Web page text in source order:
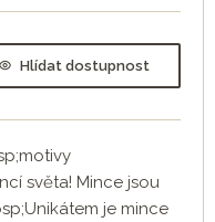
Hlídat dostupnost
světa! Mince jsou
je mince